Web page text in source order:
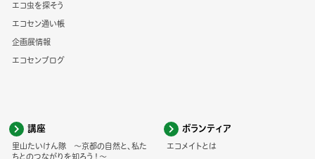
エコ虫を探そう
エコセン通い帳
企画展情報
エコセンブログ
講座
里山たいけん隊 ～京都の自然と、私た
ちとのつながりを知ろう！～
ボランティア
エコメイトとは